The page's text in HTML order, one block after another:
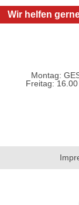
Wir helfen
Montag:
Freitag: